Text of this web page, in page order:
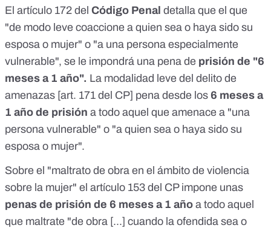
El artículo 172 del Código Penal detalla que el que
"de modo leve coaccione a quien sea o haya sido su
esposa o mujer" o "a una persona especialmente
vulnerable", se le impondrá una pena de prisión de "6
meses a 1 año". La modalidad leve del delito de
amenazas [art. 171 del CP] pena desde los 6 meses a
1 año de prisión a todo aquel que amenace a "una
persona vulnerable" o "a quien sea o haya sido su
esposa o mujer".
Sobre el "maltrato de obra en el ámbito de violencia
sobre la mujer" el artículo 153 del CP impone unas
penas de prisión de 6 meses a 1 año a todo aquel
que maltrate "de obra [...] cuando la ofendida sea o